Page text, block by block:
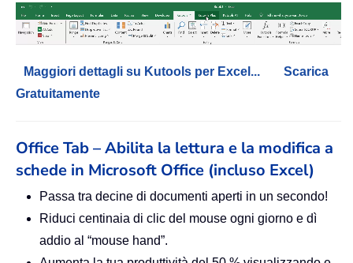
Maggiori dettagli su Kutools per Excel...
Scarica
Gratuitamente
Office Tab – Abilita la lettura e la modifica a
schede in Microsoft Office (incluso Excel)
Passa tra decine di documenti aperti in un secondo!
Riduci centinaia di clic del mouse ogni giorno e dì
addio al “mouse hand”.